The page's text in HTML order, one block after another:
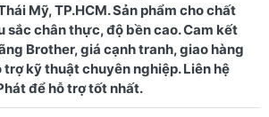
Mỹ, TP.HCM. Sản phẩm cho chất
sắc chân thực, độ bền cao. Cam kết
Brother, giá cạnh tranh, giao hàng
trợ kỹ thuật chuyên nghiệp. Liên hệ